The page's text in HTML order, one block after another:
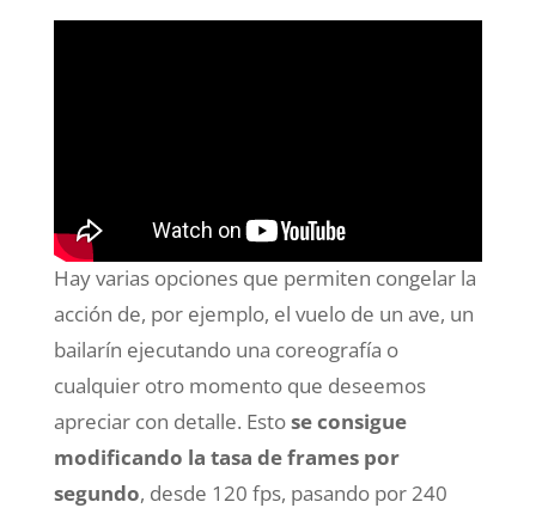
Hay varias opciones que permiten congelar la
acción de, por ejemplo, el vuelo de un ave, un
bailarín ejecutando una coreografía o
cualquier otro momento que deseemos
apreciar con detalle. Estose consigue
modificando la tasa de frames por
segundo, desde 120 fps, pasando por 240